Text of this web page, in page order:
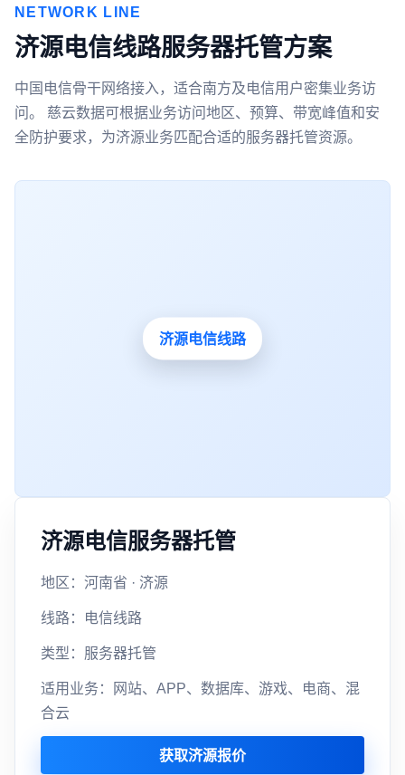
NETWORK LINE
济源电信线路服务器托管方案
中国电信骨干网络接入，适合南方及电信用户密集业务访
问。 慈云数据可根据业务访问地区、预算、带宽峰值和安
全防护要求，为济源业务匹配合适的服务器托管资源。
济源电信服务器托管
地区：河南省 · 济源
线路：电信线路
类型：服务器托管
适用业务：网站、APP、数据库、游戏、电商、混
合云
获取济源报价